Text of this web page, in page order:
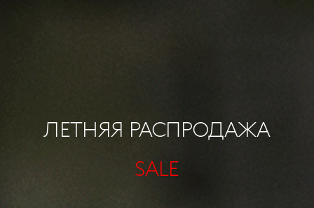
ЛЕТНЯЯ РАСПРОДАЖА
SALE